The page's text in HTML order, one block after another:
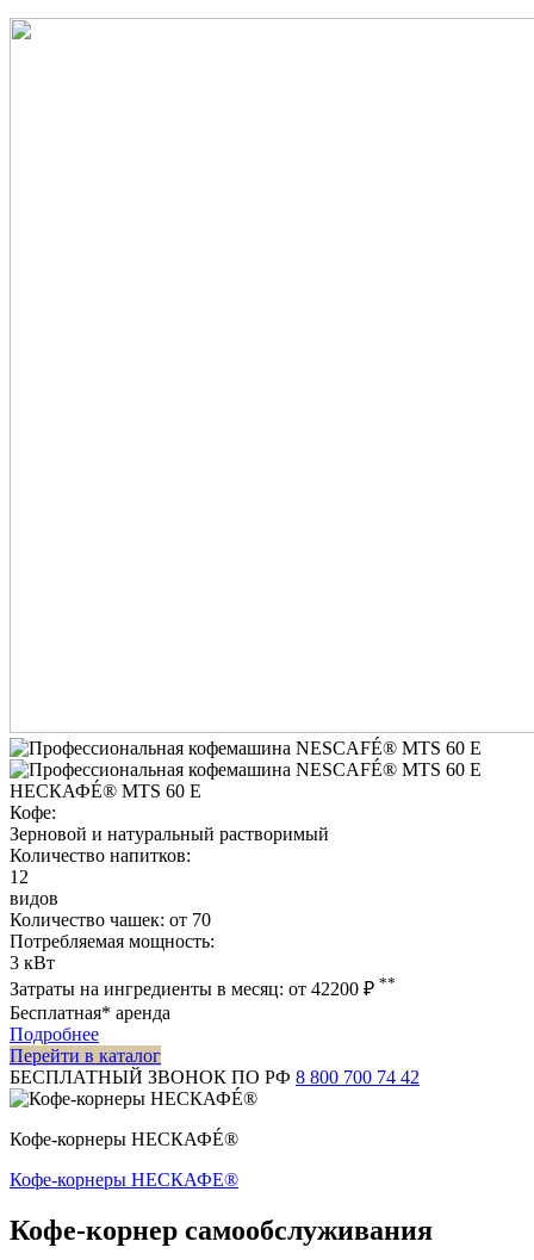
НЕСКАФÉ® MTS 60 E
Кофе:
Зерновой и натуральный растворимый
Количество напитков:
12
видов
Количество чашек: от 70
Потребляемая мощность:
3 кВт
Затраты на ингредиенты в месяц: от 42200 ₽ **
Бесплатная* аренда
Подробнее
Перейти в каталог
БЕСПЛАТНЫЙ ЗВОНОК ПО РФ 8 800 700 74 42
Кофе-корнеры НЕСКАФÉ®
Кофе-корнеры НЕСКАФЕ®
Кофе-корнер самообслуживания